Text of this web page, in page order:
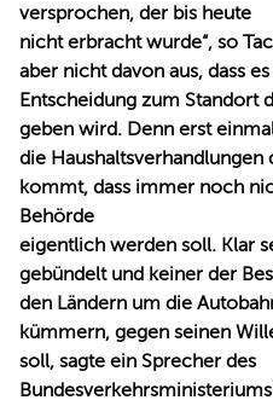
versprochen, der bis heute
nicht erbracht wurde“, so
aber nicht davon aus, dass
Entscheidung zum Standort
geben wird. Denn erst
die Haushaltsverhandlungen
kommt, dass immer noch
Behörde
eigentlich werden soll. Klar
gebündelt und keiner der
den Ländern um die
kümmern, gegen seinen
soll, sagte ein Sprecher des